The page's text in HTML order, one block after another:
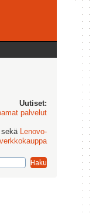
Uutiset:
palvelut
sekä Lenovo-
verkkokauppa